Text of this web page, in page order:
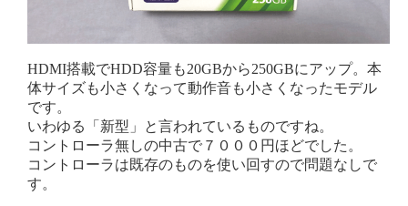
HDMI搭載でHDD容量も20GBから250GBにアップ。本
体サイズも小さくなって動作音も小さくなったモデル
です。
いわゆる「新型」と言われているものですね。
コントローラ無しの中古で７０００円ほどでした。
コントローラは既存のものを使い回すので問題なしで
す。